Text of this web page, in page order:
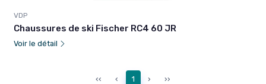
VDP
Chaussures de ski Fischer RC4 60 JR
Voir le détail
‹‹ ‹ 1 › ››